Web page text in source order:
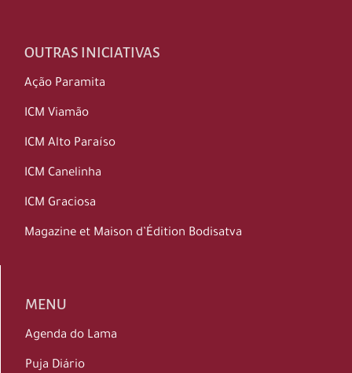
OUTRAS INICIATIVAS
Ação Paramita
ICM Viamão
ICM Alto Paraíso
ICM Canelinha
ICM Graciosa
Magazine et Maison d’Édition Bodisatva
MENU
Agenda do Lama
Puja Diário